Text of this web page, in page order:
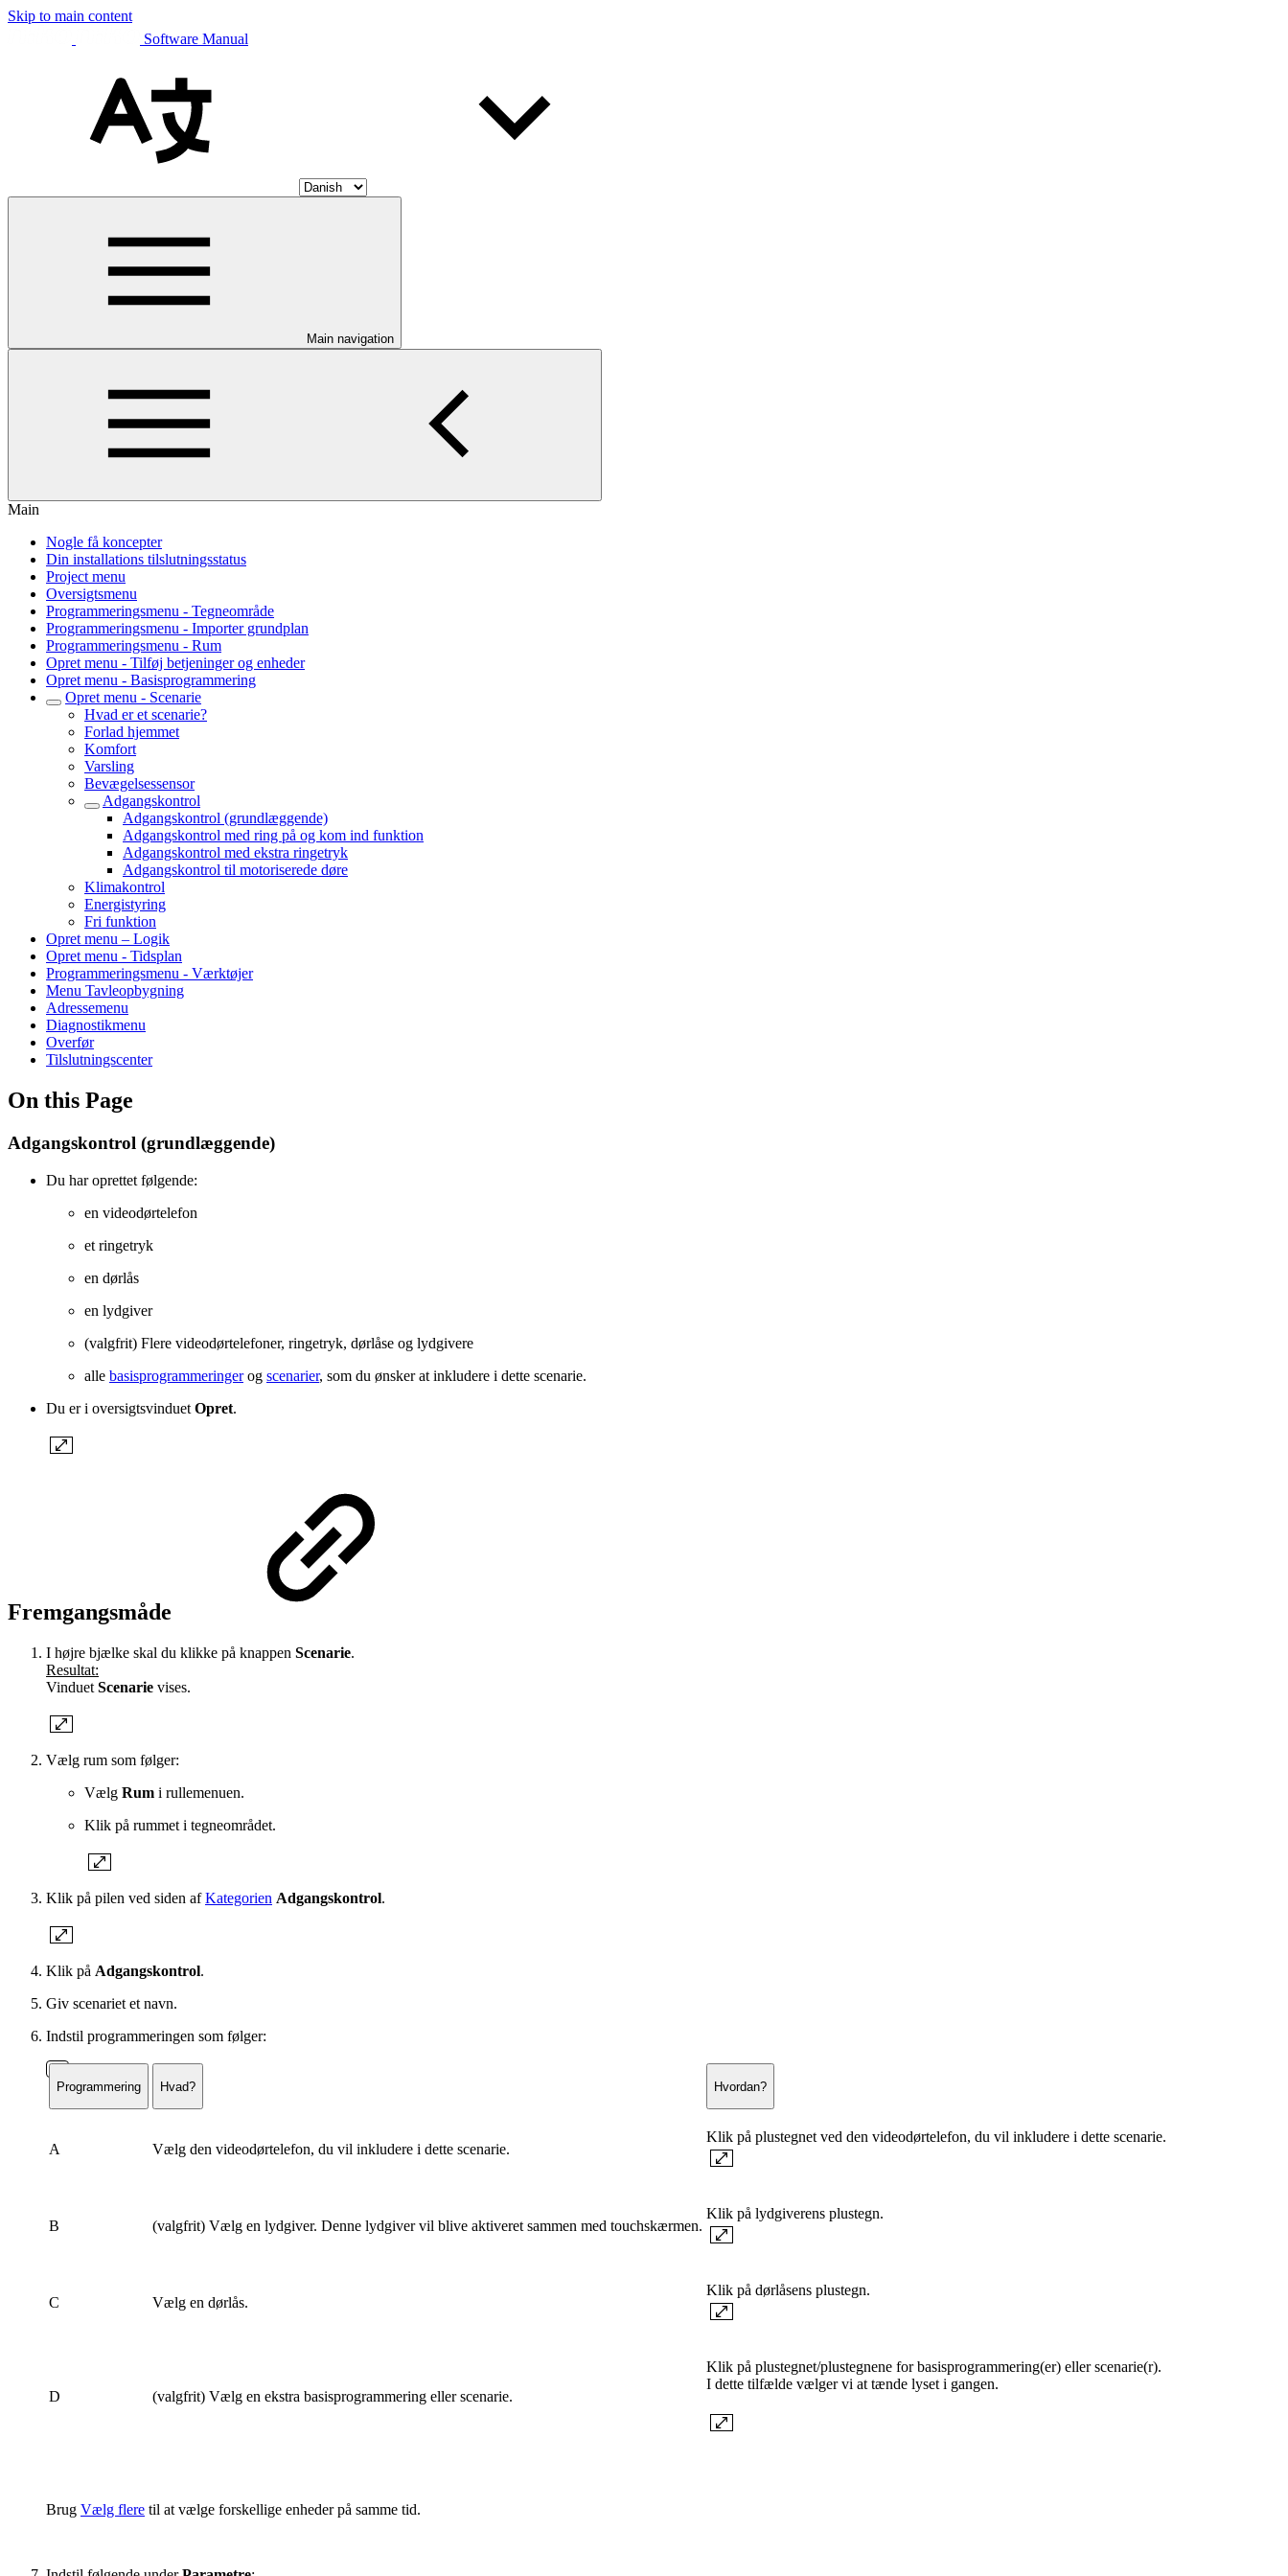
Skip to main content
Software Manual
Main navigation
Main
Nogle få koncepter
Din installations tilslutningsstatus
Project menu
Oversigtsmenu
Programmeringsmenu - Tegneområde
Programmeringsmenu - Importer grundplan
Programmeringsmenu - Rum
Opret menu - Tilføj betjeninger og enheder
Opret menu - Basisprogrammering
Opret menu - Scenarie
Hvad er et scenarie?
Forlad hjemmet
Komfort
Varsling
Bevægelsessensor
Adgangskontrol
Adgangskontrol (grundlæggende)
Adgangskontrol med ring på og kom ind funktion
Adgangskontrol med ekstra ringetryk
Adgangskontrol til motoriserede døre
Klimakontrol
Energistyring
Fri funktion
Opret menu – Logik
Opret menu - Tidsplan
Programmeringsmenu - Værktøjer
Menu Tavleopbygning
Adressemenu
Diagnostikmenu
Overfør
Tilslutningscenter
On this Page
Adgangskontrol (grundlæggende)
Du har oprettet følgende:
en videodørtelefon
et ringetryk
en dørlås
en lydgiver
(valgfrit) Flere videodørtelefoner, ringetryk, dørlåse og lydgivere
alle basisprogrammeringerog scenarier, som du ønsker at inkludere i dette scenarie.
Du er i oversigtsvinduet Opret.
Fremgangsmåde
I højre bjælke skal du klikke på knappen Scenarie.
Resultat:
Vinduet Scenarie vises.
Vælg rum som følger:
Vælg Rum i rullemenuen.
Klik på rummet i tegneområdet.
Klik på pilen ved siden afKategorien Adgangskontrol.
Klik på Adgangskontrol.
Giv scenariet et navn.
Indstil programmeringen som følger:
Programmering Hvad? Hvordan?
A Vælg den videodørtelefon, du vil inkludere i dette scenarie.
Klik på plustegnet ved den videodørtelefon, du vil inkludere i dette scenarie.
B (valgfrit) Vælg en lydgiver. Denne lydgiver vil blive aktiveret sammen med touchskærmen.
Klik på lydgiverens plustegn.
C Vælg en dørlås.
Klik på dørlåsens plustegn.
D (valgfrit) Vælg en ekstra basisprogrammering eller scenarie.
Klik på plustegnet/plustegnene for basisprogrammering(er) eller scenarie(r).
I dette tilfælde vælger vi at tænde lyset i gangen.
Brug Vælg flere til at vælge forskellige enheder på samme tid.